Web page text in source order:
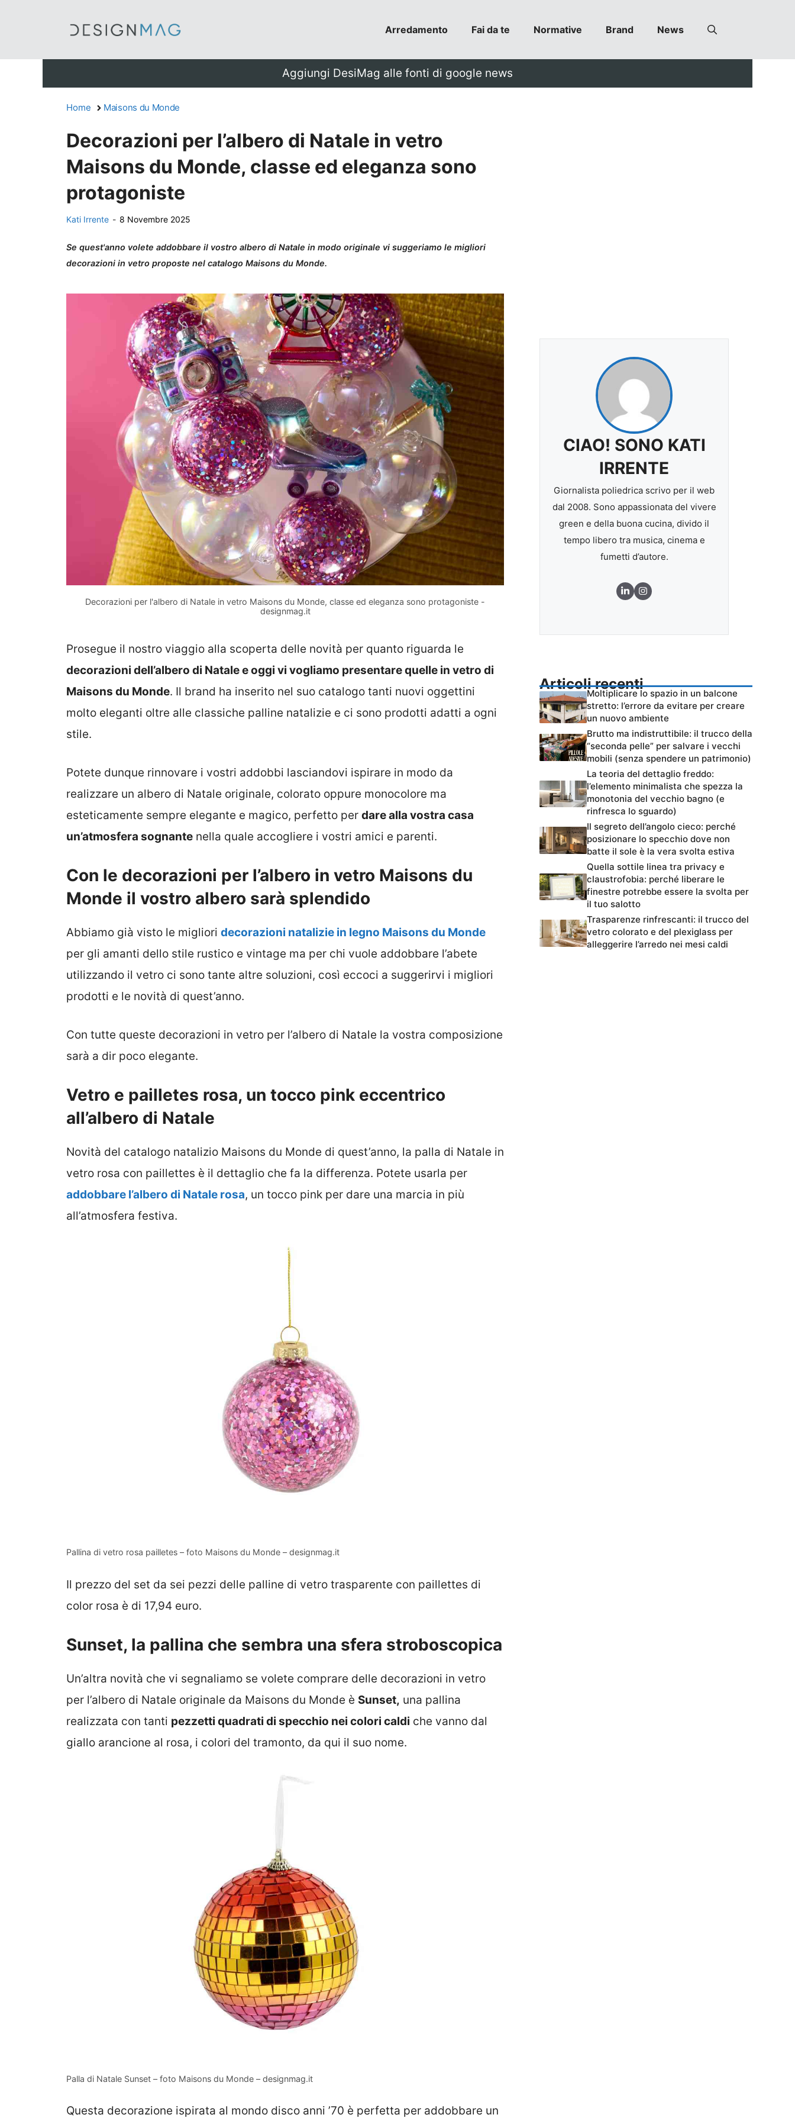
Arredamento Fai da te Normative Brand News
Aggiungi DesiMag alle fonti di google news
Home Maisons du Monde
Decorazioni per l’albero di Natale in vetro
Maisons du Monde, classe ed eleganza sono
protagoniste
Kati Irrente - 8 Novembre 2025
Se quest'anno volete addobbare il vostro albero di Natale in modo originale vi suggeriamo le migliori
decorazioni in vetro proposte nel catalogo Maisons du Monde.
Decorazioni per l'albero di Natale in vetro Maisons du Monde, classe ed eleganza sono protagoniste -
designmag.it
Prosegue il nostro viaggio alla scoperta delle novità per quanto riguarda le
decorazioni dell’albero di Natale e oggi vi vogliamo presentare quelle in vetro di
Maisons du Monde. Il brand ha inserito nel suo catalogo tanti nuovi oggettini
molto eleganti oltre alle classiche palline natalizie e ci sono prodotti adatti a ogni
stile.
Potete dunque rinnovare i vostri addobbi lasciandovi ispirare in modo da
realizzare un albero di Natale originale, colorato oppure monocolore ma
esteticamente sempre elegante e magico, perfetto per dare alla vostra casa
un’atmosfera sognante nella quale accogliere i vostri amici e parenti.
Con le decorazioni per l’albero in vetro Maisons du
Monde il vostro albero sarà splendido
Abbiamo già visto le migliori decorazioni natalizie in legno Maisons du Monde
per gli amanti dello stile rustico e vintage ma per chi vuole addobbare l’abete
utilizzando il vetro ci sono tante altre soluzioni, così eccoci a suggerirvi i migliori
prodotti e le novità di quest’anno.
Con tutte queste decorazioni in vetro per l’albero di Natale la vostra composizione
sarà a dir poco elegante.
Vetro e pailletes rosa, un tocco pink eccentrico
all’albero di Natale
Novità del catalogo natalizio Maisons du Monde di quest’anno, la palla di Natale in
vetro rosa con paillettes è il dettaglio che fa la differenza. Potete usarla per
addobbare l’albero di Natale rosa, un tocco pink per dare una marcia in più
all’atmosfera festiva.
Pallina di vetro rosa pailletes – foto Maisons du Monde – designmag.it
Il prezzo del set da sei pezzi delle palline di vetro trasparente con paillettes di
color rosa è di 17,94 euro.
Sunset, la pallina che sembra una sfera stroboscopica
Un’altra novità che vi segnaliamo se volete comprare delle decorazioni in vetro
per l’albero di Natale originale da Maisons du Monde è Sunset, una pallina
realizzata con tanti pezzetti quadrati di specchio nei colori caldi che vanno dal
giallo arancione al rosa, i colori del tramonto, da qui il suo nome.
Palla di Natale Sunset – foto Maisons du Monde – designmag.it
Questa decorazione ispirata al mondo disco anni ’70 è perfetta per addobbare un
CIAO! SONO KATI
IRRENTE
Giornalista poliedrica scrivo per il web
dal 2008. Sono appassionata del vivere
green e della buona cucina, divido il
tempo libero tra musica, cinema e
fumetti d’autore.
Articoli recenti
Moltiplicare lo spazio in un balcone
stretto: l’errore da evitare per creare
un nuovo ambiente
Brutto ma indistruttibile: il trucco della
“seconda pelle” per salvare i vecchi
mobili (senza spendere un patrimonio)
La teoria del dettaglio freddo:
l’elemento minimalista che spezza la
monotonia del vecchio bagno (e
rinfresca lo sguardo)
Il segreto dell’angolo cieco: perché
posizionare lo specchio dove non
batte il sole è la vera svolta estiva
Quella sottile linea tra privacy e
claustrofobia: perché liberare le
finestre potrebbe essere la svolta per
il tuo salotto
Trasparenze rinfrescanti: il trucco del
vetro colorato e del plexiglass per
alleggerire l’arredo nei mesi caldi